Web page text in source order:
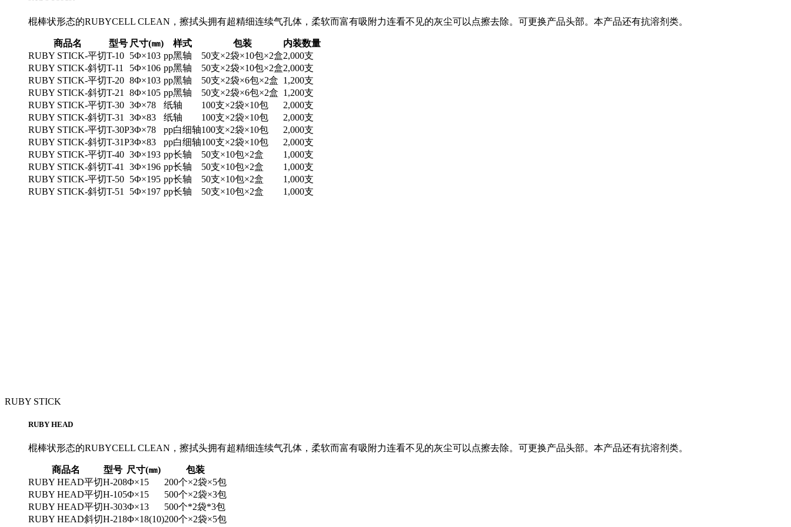
棍棒状形态的RUBYCELL CLEAN，擦拭头拥有超精细连续气孔体，柔软而富有吸附力连看不见的灰尘可以点擦去除。可更换产品头部。本产品还有抗溶剂类。
商品名 型号 尺寸(㎜) 样式 包装
内装数量
RUBY STICK-平切T-10 5Φ×103 pp黑轴 50支×2袋×10包×2盒2,000支
RUBY STICK-斜切T-11 5Φ×106 pp黑轴 50支×2袋×10包×2盒2,000支
RUBY STICK-平切T-20 8Φ×103 pp黑轴 50支×2袋×6包×2盒 1,200支
RUBY STICK-斜切T-21 8Φ×105 pp黑轴 50支×2袋×6包×2盒 1,200支
RUBY STICK-平切T-30 3Φ×78 纸轴 100支×2袋×10包
2,000支
RUBY STICK-斜切T-31 3Φ×83 纸轴 100支×2袋×10包
2,000支
RUBY STICK-平切T-30P3Φ×78 pp白细轴100支×2袋×10包
2,000支
RUBY STICK-斜切T-31P3Φ×83 pp白细轴100支×2袋×10包
2,000支
RUBY STICK-平切T-40 3Φ×193 pp长轴 50支×10包×2盒
1,000支
RUBY STICK-斜切T-41 3Φ×196 pp长轴 50支×10包×2盒
1,000支
RUBY STICK-平切T-50 5Φ×195 pp长轴 50支×10包×2盒
1,000支
RUBY STICK-斜切T-51 5Φ×197 pp长轴 50支×10包×2盒 1,000支
RUBY STICK
RUBY HEAD
棍棒状形态的RUBYCELL CLEAN，擦拭头拥有超精细连续气孔体，柔软而富有吸附力连看不见的灰尘可以点擦去除。可更换产品头部。本产品还有抗溶剂类。
商品名 型号 尺寸(㎜)
包装
RUBY HEAD平切H-208Φ×15
200个×2袋×5包
RUBY HEAD平切H-105Φ×15
500个×2袋×3包
RUBY HEAD平切H-303Φ×13
500个*2袋*3包
RUBY HEAD斜切H-218Φ×18(10)200个×2袋×5包